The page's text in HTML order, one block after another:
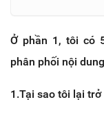
Ở phần 1, tôi có
phân phối nội
1.Tại sao tôi lại